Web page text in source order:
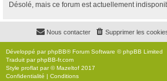
Désolé, mais ce forum est actuellement
Supprimer les
Nous contacter
Développé parphpBB® Forum Software © phpBB Limited
Traduit parphpBB-fr.com
Style proflat par ©Mazeltof 2017
Confidentialité | Conditions